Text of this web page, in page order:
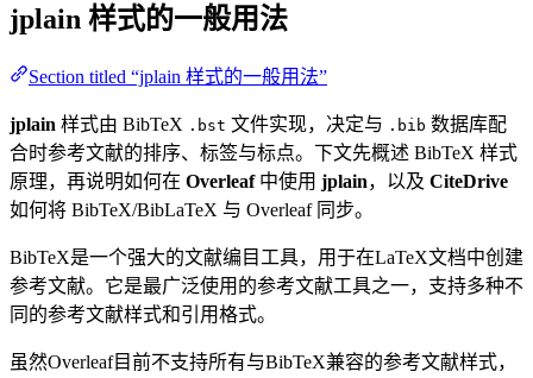
jplain 样式的一般用法
Section titled “jplain 样式的一般用法”
jplain 样式由 BibTeX .bst 文件实现，决定与 .bib 数据库配
合时参考文献的排序、标签与标点。下文先概述 BibTeX 样式
原理，再说明如何在 Overleaf中使用 jplain，以及 CiteDrive
如何将 BibTeX/BibLaTeX 与 Overleaf 同步。
BibTeX是一个强大的文献编目工具，用于在LaTeX文档中创建
参考文献。它是最广泛使用的参考文献工具之一，支持多种不
同的参考文献样式和引用格式。
虽然Overleaf目前不支持所有与BibTeX兼容的参考文献样式，